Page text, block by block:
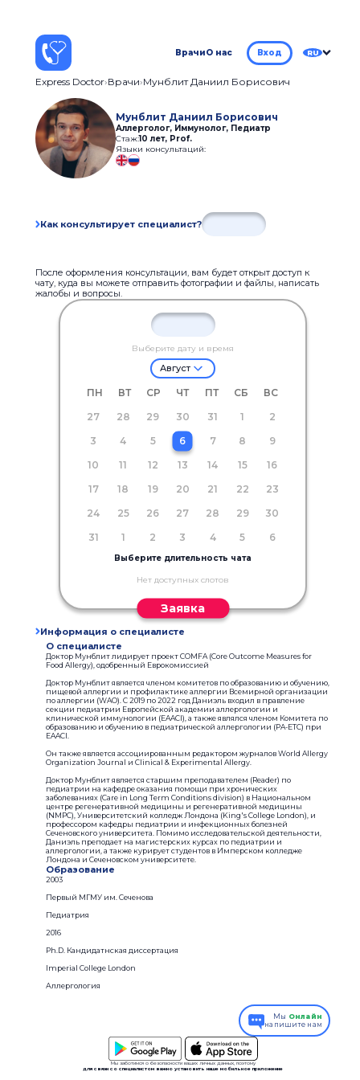
ВрачиО нас Вход RU
Express Doctor Врачи Мунблит Даниил Борисович
Мунблит Даниил Борисович
Аллерголог, Иммунолог, Педиатр
Стаж:10 лет, Prof.
Языки консультаций:
Как консультирует специалист?
После оформления консультации, вам будет открыт доступ к
чату, куда вы можете отправить фотографии и файлы, написать
жалобы и вопросы.
Выберите дату и время
Август
ПН ВТ СР ЧТ ПТ СБ
ВС
27
28 29 30 31 1
2
3
4 5 6 7 8
9
10
11 12 13 14 15
16
17
18 19 20 21 22
23
24
25 26 27 28 29
30
31
1 2 3 4 5 6
Выберите длительность чата
Нет доступных слотов
Заявка
Информация о специалисте
О специалисте
Доктор Мунблит лидирует проект COMFA (Core Outcome Measures for
Food Allergy), одобренный Еврокомиссией
Доктор Мунблит является членом комитетов по образованию и обучению,
пищевой аллергии и профилактике аллергии Всемирной организации
по аллергии (WAO). С 2019 по 2022 год Даниэль входил в правление
секции педиатрии Европейской академии аллергологии и
клинической иммунологии (EAACI), а также являлся членом Комитета по
образованию и обучению в педиатрической аллергологии (PA-ETC) при
EAACI.
Он также является ассоциированным редактором журналов World Allergy
Organization Journal и Clinical & Experimental Allergy.
Доктор Мунблит является старшим преподавателем (Reader) по
педиатрии на кафедре оказания помощи при хронических
заболеваниях (Care in Long Term Conditions division) в Национальном
центре регенеративной медицины и регенеративной медицины
(NMPC), Университетский колледж Лондона (King's College London), и
профессором кафедры педиатрии и инфекционных болезней
Сеченовского университета. Помимо исследовательской деятельности,
Даниэль преподает на магистерских курсах по педиатрии и
аллергологии, а также курирует студентов в Имперском колледже
Лондона и Сеченовском университете.
Образование
2003
Первый МГМУ им. Сеченова
Педиатрия
2016
Ph.D. Кандидатнская диссертация
Imperial College London
Аллергология
Мы Онлайн
напишите нам
Мы заботимся о безопасности ваших личных данных, поэтому
для связи со специалистом важно установить наше мобильное приложение